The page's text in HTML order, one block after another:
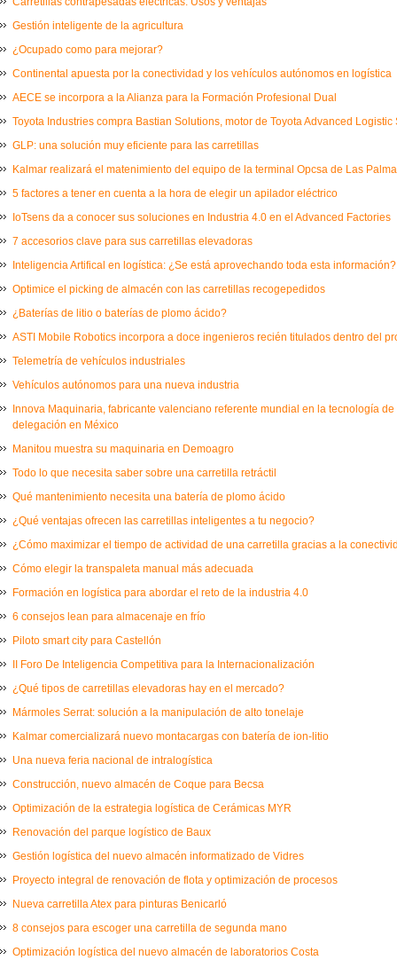
Gestión inteligente de la agricultura
¿Ocupado como para mejorar?
Continental apuesta por la conectividad y los vehículos autónomos en logística
AECE se incorpora a la Alianza para la Formación Profesional Dual
Toyota Industries compra Bastian Solutions, motor de Toyota Advanced Logistic
GLP: una solución muy eficiente para las carretillas
Kalmar realizará el matenimiento del equipo de la terminal Opcsa de Las
5 factores a tener en cuenta a la hora de elegir un apilador eléctrico
IoTsens da a conocer sus soluciones en Industria 4.0 en el Advanced Factories
7 accesorios clave para sus carretillas elevadoras
Inteligencia Artifical en logística: ¿Se está aprovechando toda esta información?
Optimice el picking de almacén con las carretillas recogepedidos
¿Baterías de litio o baterías de plomo ácido?
ASTI Mobile Robotics incorpora a doce ingenieros recién titulados dentro del
Telemetría de vehículos industriales
Vehículos autónomos para una nueva industria
Innova Maquinaria, fabricante valenciano referente mundial en la tecnología
delegación en México
Manitou muestra su maquinaria en Demoagro
Todo lo que necesita saber sobre una carretilla retráctil
Qué mantenimiento necesita una batería de plomo ácido
¿Qué ventajas ofrecen las carretillas inteligentes a tu negocio?
¿Cómo maximizar el tiempo de actividad de una carretilla gracias a la
Cómo elegir la transpaleta manual más adecuada
Formación en logística para abordar el reto de la industria 4.0
6 consejos lean para almacenaje en frío
Piloto smart city para Castellón
II Foro De Inteligencia Competitiva para la Internacionalización
¿Qué tipos de carretillas elevadoras hay en el mercado?
Mármoles Serrat: solución a la manipulación de alto tonelaje
Kalmar comercializará nuevo montacargas con batería de ion-litio
Una nueva feria nacional de intralogística
Construcción, nuevo almacén de Coque para Becsa
Optimización de la estrategia logística de Cerámicas MYR
Renovación del parque logístico de Baux
Gestión logística del nuevo almacén informatizado de Vidres
Proyecto integral de renovación de flota y optimización de procesos
Nueva carretilla Atex para pinturas Benicarló
8 consejos para escoger una carretilla de segunda mano
Optimización logística del nuevo almacén de laboratorios Costa